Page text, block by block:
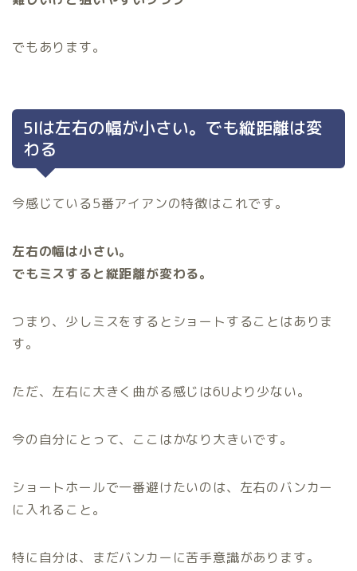
でもあります。
5Iは左右の幅が小さい。でも縦距離は変
わる
今感じている5番アイアンの特徴はこれです。
左右の幅は小さい。
でもミスすると縦距離が変わる。
つまり、少しミスをするとショートすることはありま
す。
ただ、左右に大きく曲がる感じは6Uより少ない。
今の自分にとって、ここはかなり大きいです。
ショートホールで一番避けたいのは、左右のバンカー
に入れること。
特に自分は、まだバンカーに苦手意識があります。